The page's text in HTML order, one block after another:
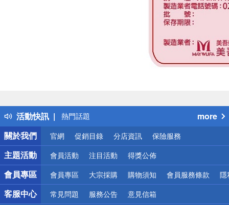
活動快訊
得獎公告
熱門話題
銀行優惠
偏遠地區配送
詐騙網頁！請小心！
more
關於我們
官網 促銷目錄 分店資訊 保險服務
主題活動 會員活動 注目活動 得獎公佈
會員專區 會員專區 大宗採購 購物須知 會員服務條款 隱
客服中心 常見問題 服務公告 意見信箱